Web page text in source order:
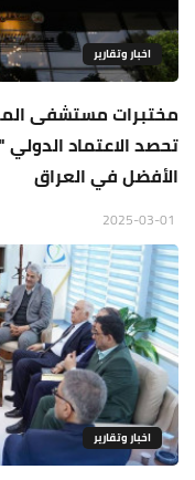
اخبار وتقارير
مختبرات مستشفى
الأفضل في العراق
اخبار وتقارير